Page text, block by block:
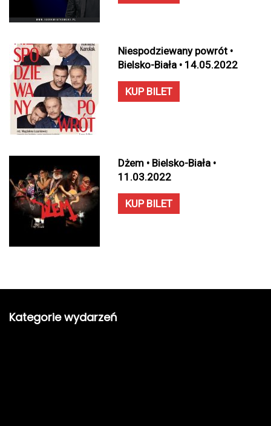
Niespodziewany powrót •
Bielsko-Biała • 14.05.2022
KUP BILET
Dżem • Bielsko-Biała •
11.03.2022
KUP BILET
Kategorie wydarzeń